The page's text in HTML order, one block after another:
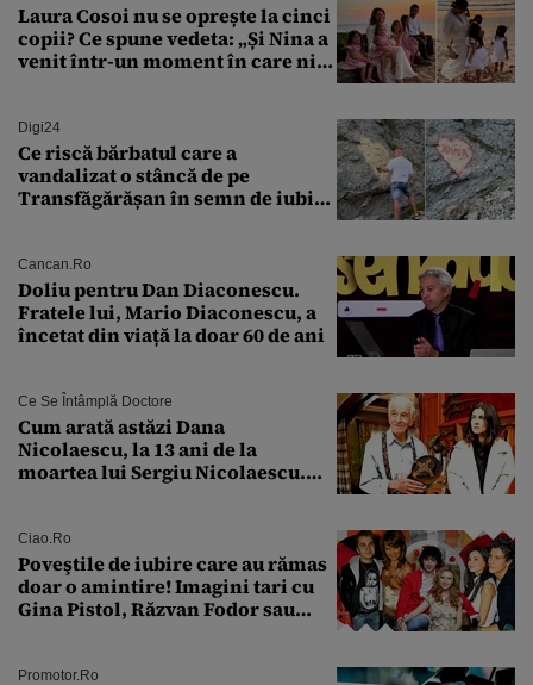
Laura Cosoi nu se oprește la cinci
copii? Ce spune vedeta: „Și Nina a
venit într-un moment în care nici
Digi24
Ce riscă bărbatul care a
vandalizat o stâncă de pe
Transfăgărășan în semn de iubire
Cancan.ro
Doliu pentru Dan Diaconescu.
Fratele lui, Mario Diaconescu, a
încetat din viață la doar 60 de ani
Ce Se Întâmplă Doctore
Cum arată astăzi Dana
Nicolaescu, la 13 ani de la
moartea lui Sergiu Nicolaescu.
Ciao.ro
Poveştile de iubire care au rămas
doar o amintire! Imagini tari cu
Gina Pistol, Răzvan Fodor sau
Promotor.ro